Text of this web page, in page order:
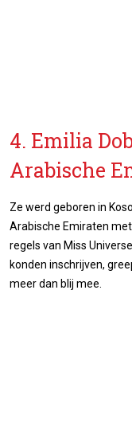
4. Emilia
Arabische
Ze werd geboren in
Arabische Emiraten
regels van Miss
konden inschrijven,
meer dan blij mee.